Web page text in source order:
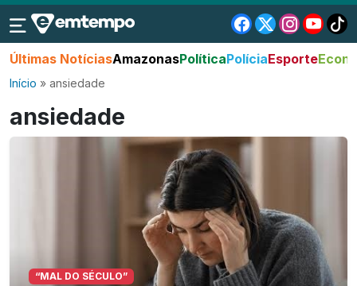
Últimas NotíciasAmazonasPolíticaPolíciaEsporte
Início » ansiedade
ansiedade
“MAL DO SÉCULO”